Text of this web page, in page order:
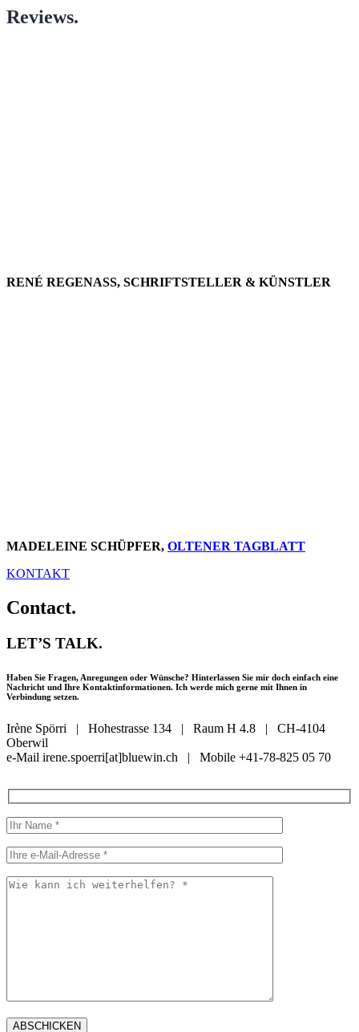
Reviews.
RENÉ REGENASS, SCHRIFTSTELLER & KÜNSTLER
MADELEINE SCHÜPFER, OLTENER TAGBLATT
KONTAKT
Contact.
LET’S TALK.
Haben Sie Fragen, Anregungen oder Wünsche? Hinterlassen Sie mir doch einfach eine
Nachricht und Ihre Kontaktinformationen. Ich werde mich gerne mit Ihnen in
Verbindung setzen.
Irène Spörri | Hohestrasse 134 | Raum H 4.8 | CH-4104
Oberwil
e-Mail irene.spoerri[at]bluewin.ch | Mobile +41-78-825 05 70